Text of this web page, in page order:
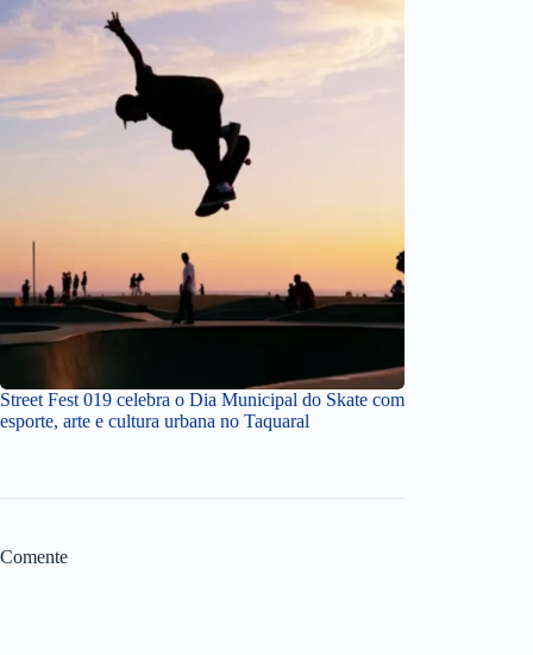
Street Fest 019 celebra o Dia Municipal do Skate com
esporte, arte e cultura urbana no Taquaral
Comente